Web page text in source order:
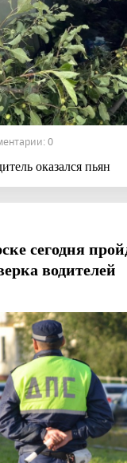
0
оказался пьян
сегодня
водителей